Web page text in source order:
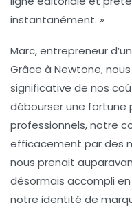
instantanément. »
Marc, entrepreneur
Grâce à Newtone,
significative de nos
débourser une fortune
professionnels, notre
efficacement par des
nous prenait
désormais accompli
notre identité de